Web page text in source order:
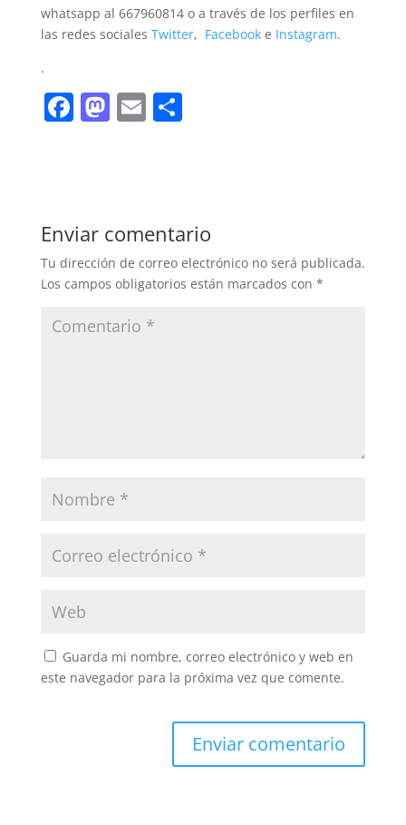
whatsapp al 667960814 o a través de los perfiles en
las redes sociales Twitter, Facebooke Instagram.
.
F
a
b
o
o
M
a
d
o
n
E
m
C
ar
tir
Enviar comentario
Tu dirección de correo electrónico no será publicada.
Los campos obligatorios están marcados con *
Guarda mi nombre, correo electrónico y web en
este navegador para la próxima vez que comente.